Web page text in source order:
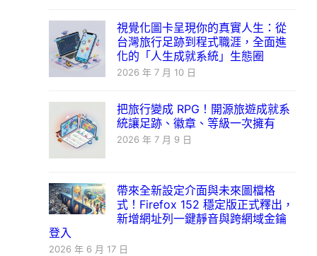
視覺化圖卡呈現你的真實人生：從
台灣旅行足跡到程式職涯，全面進
化的「人生成就系統」生態圈
2026 年 7 月 10 日
把旅行變成 RPG！開源旅遊成就系
統讓足跡、徽章、等級一次擁有
2026 年 7 月 9 日
帶來全新設定介面與未來圖檔格
式！Firefox 152 穩定版正式釋出，
新增網址列一鍵靜音與跨網域金鑰
登入
2026 年 6 月 17 日